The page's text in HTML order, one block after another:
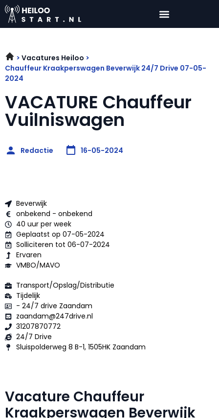
Vacatures Heiloo
Chauffeur Kraakperswagen Beverwijk 24/7 Drive 07-05-
2024
VACATURE Chauffeur
Vuilniswagen
Redactie 16-05-2024
Beverwijk
onbekend - onbekend
40 uur per week
Geplaatst op 07-05-2024
Solliciteren tot 06-07-2024
Ervaren
VMBO/MAVO
Transport/Opslag/Distributie
Tijdelijk
- 24/7 drive Zaandam
zaandam@247drive.nl
31207870772
24/7 Drive
Sluispolderweg 8 B-1, 1505HK Zaandam
Vacature Chauffeur
Kraakperswagen Beverwijk